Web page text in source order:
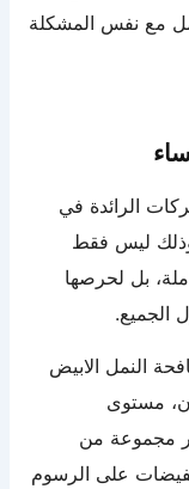
مع نفس المشكلة
الرائدة في
ليس فقط
بل لحرصها
الجميع.
النمل الابيض
مستوى
مجموعة من
على الرسوم